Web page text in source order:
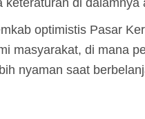
optimistis Pasar
masyarakat, di mana
nyaman saat
Katingan